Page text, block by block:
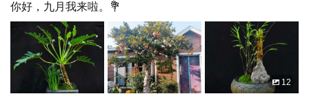
你好，九月我来啦。💐
12